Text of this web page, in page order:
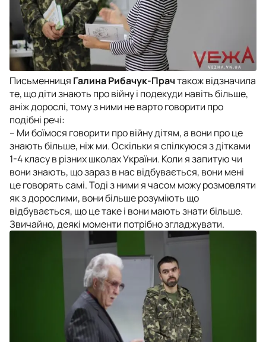
Письменниця Галина Рибачук-Прачтакож відзначила
те, що діти знають про війну і подекуди навіть більше,
аніж дорослі, тому з ними не варто говорити про
подібні речі:
– Ми боїмося говорити про війну дітям, а вони про це
знають більше, ніж ми. Оскільки я спілкуюся з дітками
1-4 класу в різних школах України. Коли я запитую чи
вони знають, що зараз в нас відбувається, вони мені
це говорять самі. Тоді з ними я часом можу розмовляти
як з дорослими, вони більше розуміють що
відбувається, що це таке і вони мають знати більше.
Звичайно, деякі моменти потрібно згладжувати.